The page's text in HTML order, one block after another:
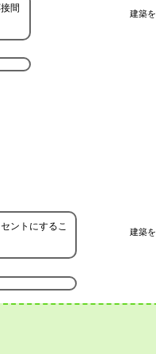
建築
間
建築
ントにするこ